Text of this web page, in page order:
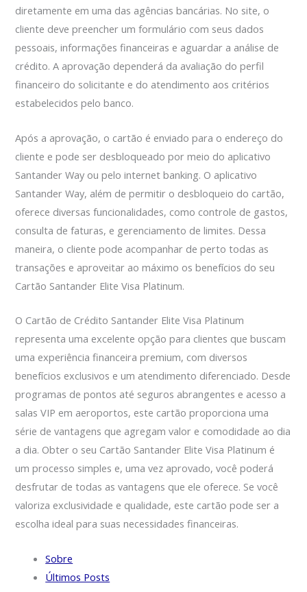
diretamente em uma das agências bancárias. No site, o
cliente deve preencher um formulário com seus dados
pessoais, informações financeiras e aguardar a análise de
crédito. A aprovação dependerá da avaliação do perfil
financeiro do solicitante e do atendimento aos critérios
estabelecidos pelo banco.
Após a aprovação, o cartão é enviado para o endereço do
cliente e pode ser desbloqueado por meio do aplicativo
Santander Way ou pelo internet banking. O aplicativo
Santander Way, além de permitir o desbloqueio do cartão,
oferece diversas funcionalidades, como controle de gastos,
consulta de faturas, e gerenciamento de limites. Dessa
maneira, o cliente pode acompanhar de perto todas as
transações e aproveitar ao máximo os benefícios do seu
Cartão Santander Elite Visa Platinum.
O Cartão de Crédito Santander Elite Visa Platinum
representa uma excelente opção para clientes que buscam
uma experiência financeira premium, com diversos
benefícios exclusivos e um atendimento diferenciado. Desde
programas de pontos até seguros abrangentes e acesso a
salas VIP em aeroportos, este cartão proporciona uma
série de vantagens que agregam valor e comodidade ao dia
a dia. Obter o seu Cartão Santander Elite Visa Platinum é
um processo simples e, uma vez aprovado, você poderá
desfrutar de todas as vantagens que ele oferece. Se você
valoriza exclusividade e qualidade, este cartão pode ser a
escolha ideal para suas necessidades financeiras.
Sobre
Últimos Posts